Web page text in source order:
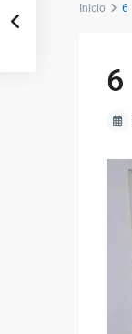
Inicio 6
6